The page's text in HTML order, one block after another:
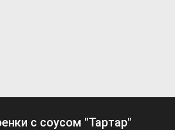
с соусом "Тартар"